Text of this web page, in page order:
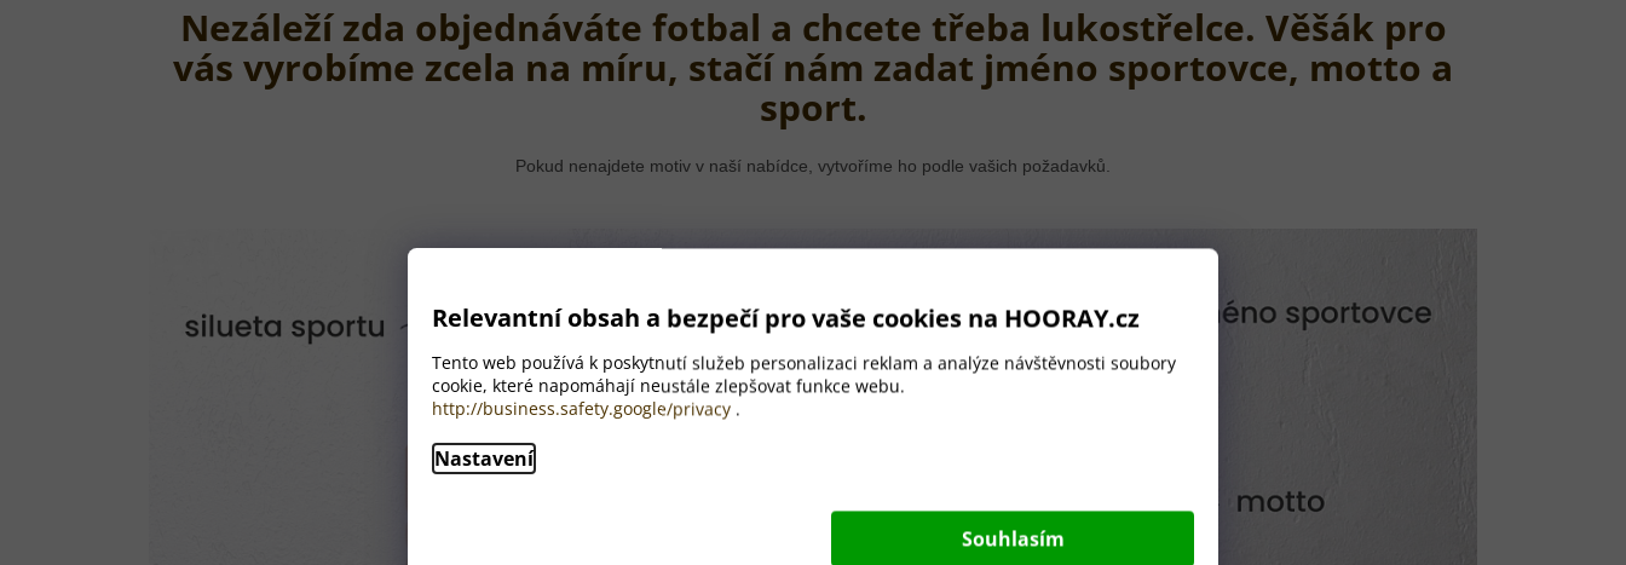
Relevantní obsah a bezpečí pro vaše cookies na HOORAY.cz
Tento web používá k poskytnutí služeb personalizaci reklam a analýze návštěvnosti soubory
cookie, které napomáhají neustále zlepšovat funkce webu.
http://business.safety.google/privacy .
Nastavení
Souhlasím
Nezáleží zda objednáváte fotbal a chcete třeba lukostřelce. Věšák pro
vás vyrobíme zcela na míru, stačí nám zadat jméno sportovce, motto a
sport.
Pokud nenajdete motiv v naší nabídce, vytvoříme ho podle vašich požadavků.